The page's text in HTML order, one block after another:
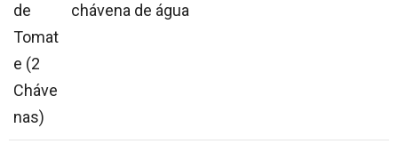
de
Tomat
e (2
Cháve
nas)
chávena de água